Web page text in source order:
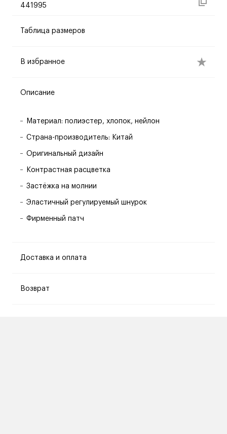
441995
Таблица размеров
В избранное
Описание
Материал: полиэстер, хлопок, нейлон
Страна-производитель: Китай
Оригинальный дизайн
Контрастная расцветка
Застёжка на молнии
Эластичный регулируемый шнурок
Фирменный патч
Доставка и оплата
Возврат